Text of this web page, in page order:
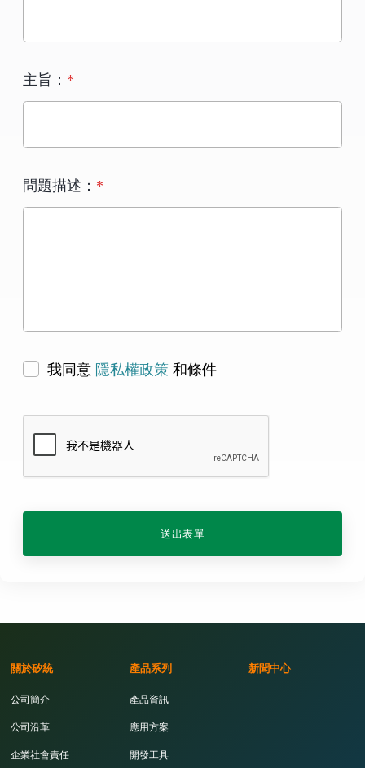
主旨： *
問題描述： *
我同意 隱私權政策和條件
送出表單
關於矽統
公司簡介
公司沿革
企業社會責任
產品系列
產品資訊
應用方案
開發工具
新聞中心